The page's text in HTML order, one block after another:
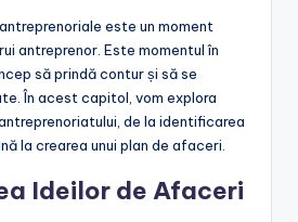
este un moment
antreprenor. Este momentul în
să prindă contur și să se
În acest capitol, vom explora
de la identificarea
la crearea unui plan de afaceri.
Ideilor de Afaceri